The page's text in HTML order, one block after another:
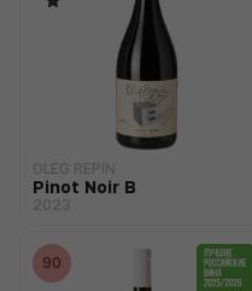
OLEG REPIN
Pinot Noir B
2023
90